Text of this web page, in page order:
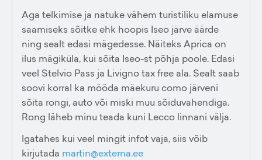
Aga telkimise ja natuke vähem turistiliku elamuse
saamiseks sõitke ehk hoopis Iseo järve äärde
ning sealt edasi mägedesse. Näiteks Aprica on
ilus mägiküla, kui sõita Iseo-st põhja poole. Edasi
veel Stelvio Pass ja Livigno tax free ala. Sealt saab
soovi korral ka mööda mäekuru como järveni
sõita rongi, auto või miski muu sõiduvahendiga.
Rong läheb minu teada kuni Lecco linnani välja.
Igatahes kui veel mingit infot vaja, siis võib
kirjutada martin@externa.ee